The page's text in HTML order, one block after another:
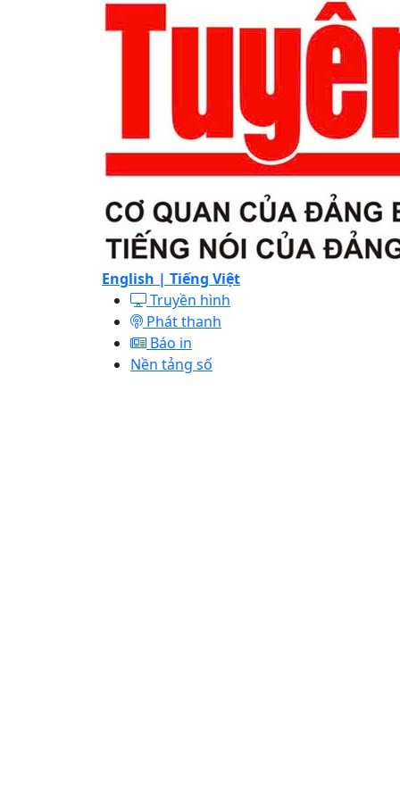
English | Tiếng Việt
Truyền hình
Phát thanh
Báo in
Nền tảng số